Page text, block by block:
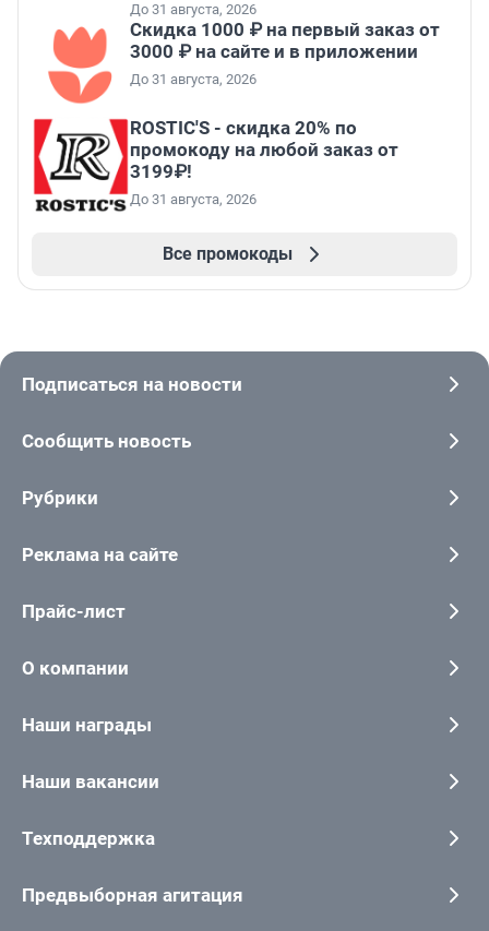
До 31 августа, 2026
Скидка 1000 ₽ на первый заказ от
3000 ₽ на сайте и в приложении
До 31 августа, 2026
ROSTIC'S - скидка 20% по
промокоду на любой заказ от
3199₽!
До 31 августа, 2026
Все промокоды
Подписаться на новости
Сообщить новость
Рубрики
Реклама на сайте
Прайс-лист
О компании
Наши награды
Наши вакансии
Техподдержка
Предвыборная агитация